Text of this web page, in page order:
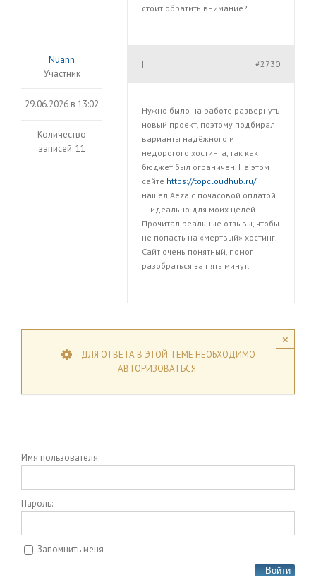
стоит обратить внимание?
Nuann
Участник
29.06.2026 в 13:02
Количество
записей: 11
#2730
|
Нужно было на работе развернуть
новый проект, поэтому подбирал
варианты надёжного и
недорогого хостинга, так как
бюджет был ограничен. На этом
сайте https://topcloudhub.ru/
нашёл Aeza с почасовой оплатой
— идеально для моих целей.
Прочитал реальные отзывы, чтобы
не попасть на «мертвый» хостинг.
Сайт очень понятный, помог
разобраться за пять минут.
×
ДЛЯ ОТВЕТА В ЭТОЙ ТЕМЕ НЕОБХОДИМО
АВТОРИЗОВАТЬСЯ.
Имя пользователя:
Пароль:
Запомнить меня
Войти